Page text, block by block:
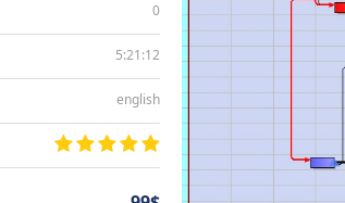
0
5:21:12
english